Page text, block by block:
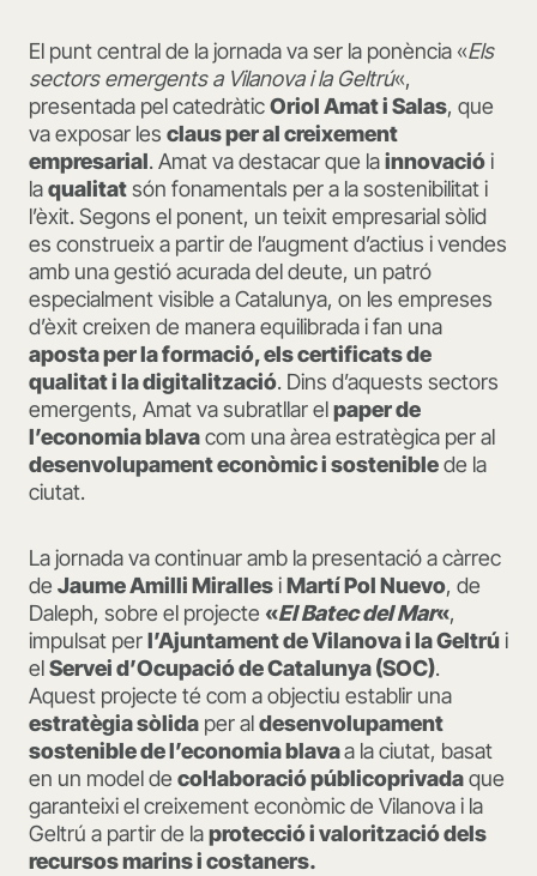
El punt central de la jornada va ser la ponència «Els
sectors emergents a Vilanova i la Geltrú«,
presentada pel catedràticOriol Amat i Salas, que
va exposar les claus per al creixement
empresarial. Amat va destacar que lainnovaciói
laqualitatsón fonamentals per a la sostenibilitat i
l’èxit. Segons el ponent, un teixit empresarial sòlid
es construeix a partir de l’augment d’actius i vendes
amb una gestió acurada del deute, un patró
especialment visible a Catalunya, on les empreses
d’èxit creixen de manera equilibrada i fan una
aposta per la formació, els certificats de
qualitat i la digitalització. Dins d’aquests sectors
emergents, Amat va subratllar elpaper de
l’economia blavacom una àrea estratègica per al
desenvolupament econòmic i sosteniblede la
ciutat.
La jornada va continuar amb la presentació a càrrec
de Jaume Amilli MirallesiMartí Pol Nuevo, de
Daleph, sobre el projecte «El Batec del Mar«,
impulsat perl’Ajuntament de Vilanova i la Geltrúi
elServei d’Ocupació de Catalunya (SOC).
Aquest projecte té com a objectiu establir una
estratègia sòlida per aldesenvolupament
sostenible de l’economia blavaa la ciutat, basat
en un model de col·laboració públicoprivadaque
garanteixi el creixement econòmic de Vilanova i la
Geltrú a partir de laprotecció i valorització dels
recursos marins i costaners.